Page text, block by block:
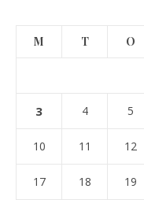
M T O
3 4 5
10 11 12
17 18 19